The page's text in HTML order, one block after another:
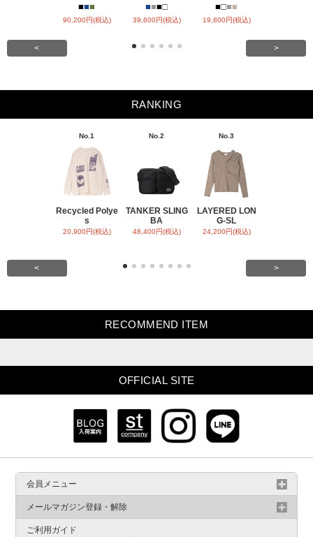
■■■
90,200円(税込)
■■■□
39,600円(税込)
■□■■
19,800円(税込)
< >
RANKING
No.1
Recycled Polye
s
20,900円(税込)
No.2
TANKER SLING
BA
48,400円(税込)
No.3
LAYERED LON
G-SL
24,200円(税込)
< >
RECOMMEND ITEM
OFFICIAL SITE
会員メニュー
メールマガジン登録・解除
ご利用ガイド